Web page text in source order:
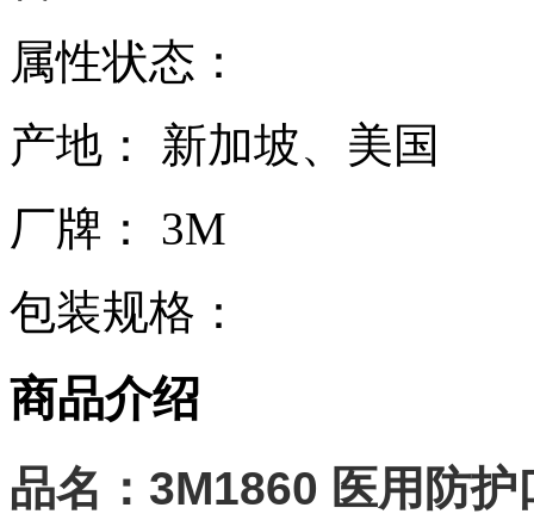
属性状态：
产地： 新加坡、美国
厂牌： 3M
包装规格：
商品介绍
品名：3M1860 医用防护